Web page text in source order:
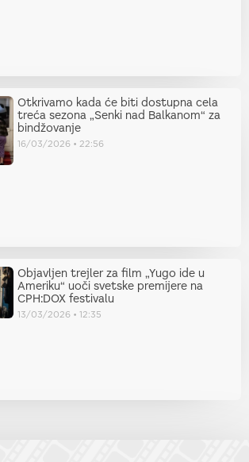
Otkrivamo kada će biti dostupna cela
treća sezona „Senki nad Balkanom“ za
bindžovanje
16/03/2026 22:56
Objavljen trejler za film „Yugo ide u
Ameriku“ uoči svetske premijere na
CPH:DOX festivalu
13/03/2026 12:35